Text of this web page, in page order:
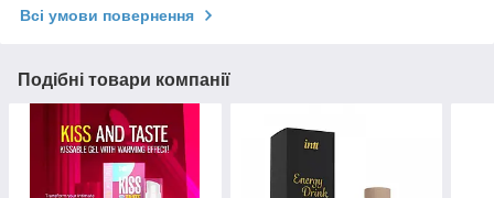
Всі умови повернення
Подібні товари компанії